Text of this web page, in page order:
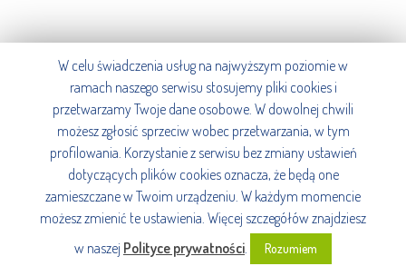
W celu świadczenia usług na najwyższym poziomie w
ramach naszego serwisu stosujemy pliki cookies i
przetwarzamy Twoje dane osobowe. W dowolnej chwili
możesz zgłosić sprzeciw wobec przetwarzania, w tym
profilowania. Korzystanie z serwisu bez zmiany ustawień
dotyczących plików cookies oznacza, że będą one
zamieszczane w Twoim urządzeniu. W każdym momencie
możesz zmienić te ustawienia. Więcej szczegółów znajdziesz
w naszej Polityce prywatności. Rozumiem